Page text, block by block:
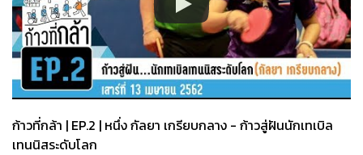
ก้าวที่กล้า | EP.2 | หนึ่ง กัลยา เกรียบกลาง - ก้าวสู่ฝันนักเทเบิล
เทนนิสระดับโลก